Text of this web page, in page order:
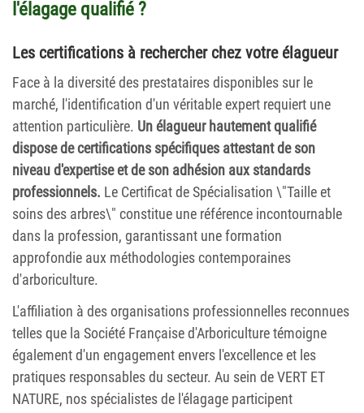
l'élagage qualifié ?
Les certifications à rechercher chez votre élagueur
Face à la diversité des prestataires disponibles sur le
marché, l'identification d'un véritable expert requiert une
attention particulière. Un élagueur hautement qualifié
dispose de certifications spécifiques attestant de son
niveau d'expertise et de son adhésion aux standards
professionnels. Le Certificat de Spécialisation \"Taille et
soins des arbres\" constitue une référence incontournable
dans la profession, garantissant une formation
approfondie aux méthodologies contemporaines
d'arboriculture.
L'affiliation à des organisations professionnelles reconnues
telles que la Société Française d'Arboriculture témoigne
également d'un engagement envers l'excellence et les
pratiques responsables du secteur. Au sein de VERT ET
NATURE, nos spécialistes de l'élagage participent